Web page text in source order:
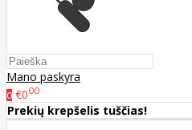
Mano paskyra
0 €000
Prekių krepšelis tuščias!